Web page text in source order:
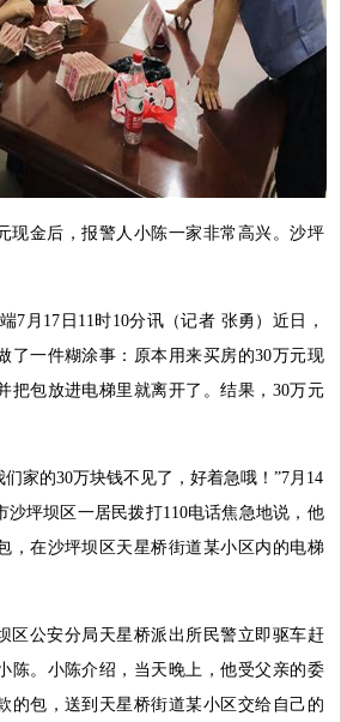
现金后，报警人小陈一家非常高兴。沙坪
7月17日11时10分讯（记者 张勇）近日，
了一件糊涂事：原本用来买房的30万元现
把包放进电梯里就离开了。结果，30万元
们家的30万块钱不见了，好着急哦！”7月14
沙坪坝区一居民拨打110电话焦急地说，他
，在沙坪坝区天星桥街道某小区内的电梯
区公安分局天星桥派出所民警立即驱车赶
陈。小陈介绍，当天晚上，他受父亲的委
的包，送到天星桥街道某小区交给自己的